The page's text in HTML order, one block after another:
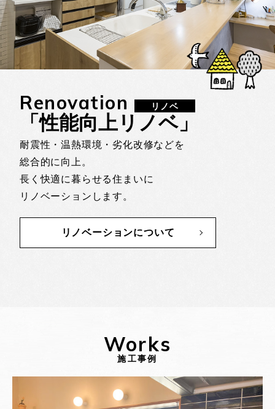
Renovation リノベ
「性能向上リノベ」
耐震性・温熱環境・劣化改修などを
総合的に向上。
長く快適に暮らせる住まいに
リノベーションします。
リノベーションについて
Works
施工事例